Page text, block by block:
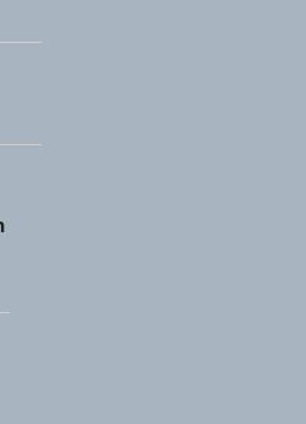
Ammann & Sohn GmbH &
Haus beim Netzwerktreffen in